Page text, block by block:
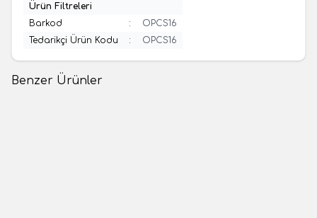
Ürün Filtreleri
Barkod
:
OPCS16
Tedarikçi Ürün Kodu
: OPCS16
Benzer Ürünler